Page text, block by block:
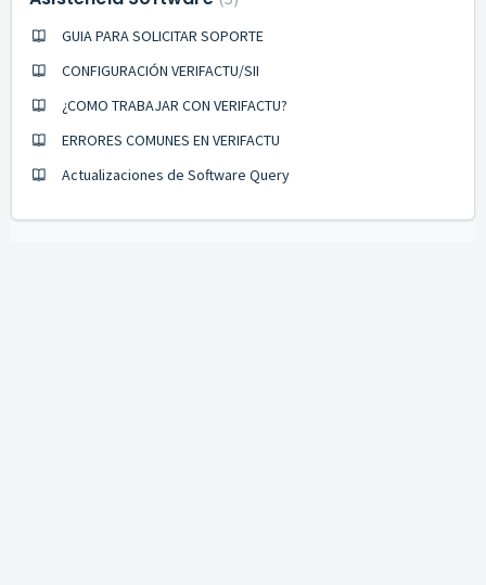
GUIA PARA SOLICITAR SOPORTE
CONFIGURACIÓN VERIFACTU/SII
¿COMO TRABAJAR CON VERIFACTU?
ERRORES COMUNES EN VERIFACTU
Actualizaciones de Software Query